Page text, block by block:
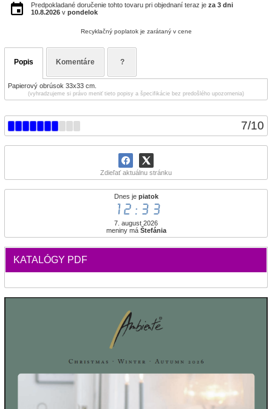
7/10
Zdieľať aktuálnu stránku
Dnes je piatok
12:33
7. august 2026
meniny má Štefánia
KATALÓGY PDF
Predpokladané doručenie tohto tovaru pri objednaní teraz je za 3 dni
10.8.2026 v pondelok
Recyklačný poplatok je zarátaný v cene
Popis Komentáre ?
Papierový obrúsok 33x33 cm.
(vyhradzujeme si právo meniť tieto popisy a špecifikácie bez predošlého upozornenia)